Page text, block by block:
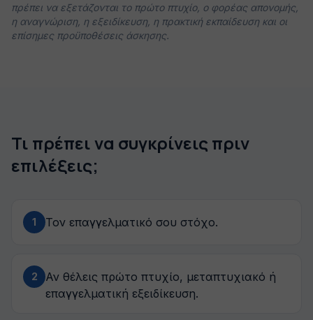
πρέπει να εξετάζονται το πρώτο πτυχίο, ο φορέας απονομής,
η αναγνώριση, η εξειδίκευση, η πρακτική εκπαίδευση και οι
επίσημες προϋποθέσεις άσκησης.
Τι πρέπει να συγκρίνεις πριν
επιλέξεις;
1 Τον επαγγελματικό σου στόχο.
2
Αν θέλεις πρώτο πτυχίο, μεταπτυχιακό ή
επαγγελματική εξειδίκευση.